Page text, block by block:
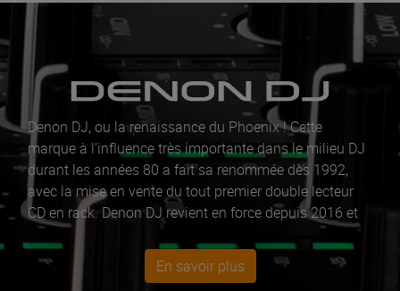
Denon DJ, ou la renaissance du Phoenix ! Cette
marque à l’influence très importante dans le milieu DJ
durant les années 80 a fait sa renommée dès 1992,
avec la mise en vente du tout premier double lecteur
CD en rack. Denon DJ revient en force depuis 2016 et
veut récupérer ce qui lui est dû : le trône de la
marque
numéro 1 pour les DJ! Aujourd’hui, avec la
régie
complète
PRIME 4, latable de mixage
En savoir plus